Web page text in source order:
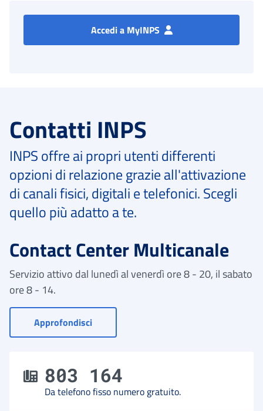
Accedi a MyINPS
Contatti INPS
INPS offre ai propri utenti differenti
opzioni di relazione grazie all'attivazione
di canali fisici, digitali e telefonici. Scegli
quello più adatto a te.
Contact Center Multicanale
Servizio attivo dal lunedì al venerdì ore 8 - 20, il sabato
ore 8 - 14.
Approfondisci- Vai a Contact Center
803 164
Da telefono fisso numero gratuito.